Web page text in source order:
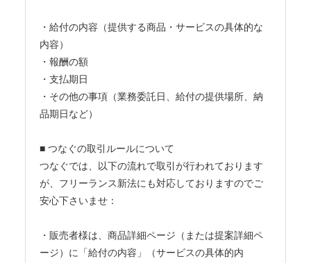
・給付の内容（提供する商品・サービスの具体的な
内容）
・報酬の額
・支払期日
・その他の事項（業務委託日、給付の提供場所、納
品期日など）
■ つなぐの取引ルールについて
つなぐでは、以下の流れで取引が行われております
が、フリーランス新法にも対応しておりますのでご
安心下さいませ：
・販売者様は、商品詳細ページ（または提案詳細ペ
ージ）に「給付の内容」（サービスの具体的内